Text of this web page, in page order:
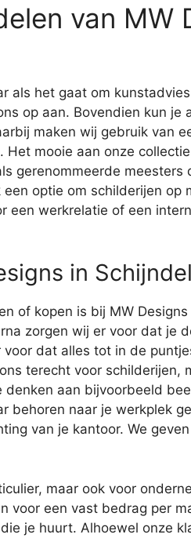
van MW
als het gaat om
op aan. Bovendien kun je
maken wij gebruik van
mooie aan onze
gerenommeerde meesters
optie om schilderijen op
een werkrelatie of een
in
of kopen is bij MW
zorgen wij er voor dat je
dat alles tot in de
terecht voor schilderijen,
denken aan bijvoorbeeld
behoren naar je werkplek
van je kantoor. We
maar ook voor
voor een vast bedrag per
je huurt. Alhoewel onze